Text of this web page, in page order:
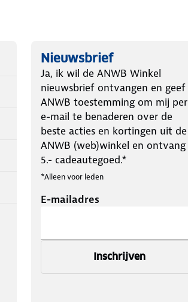
Nieuwsbrief
Ja, ik wil de ANWB Winkel
nieuwsbrief ontvangen en geef
ANWB toestemming om mij per
e-mail te benaderen over de
beste acties en kortingen uit de
ANWB (web)winkel en ontvang
5.- cadeautegoed.*
*Alleen voor leden
E-mailadres
Inschrijven